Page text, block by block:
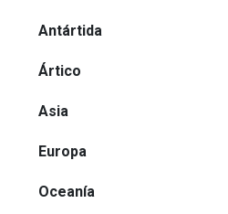
Antártida
Ártico
Asia
Europa
Oceanía